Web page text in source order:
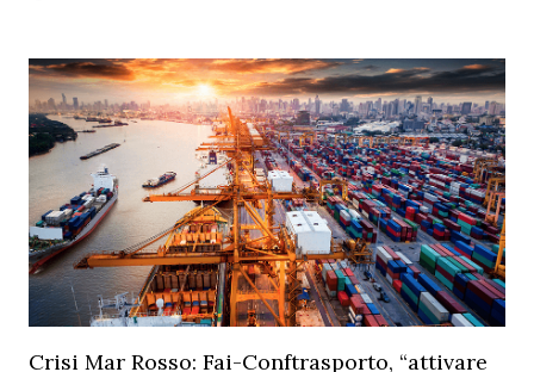
Crisi Mar Rosso: Fai-Conftrasporto, “attivare